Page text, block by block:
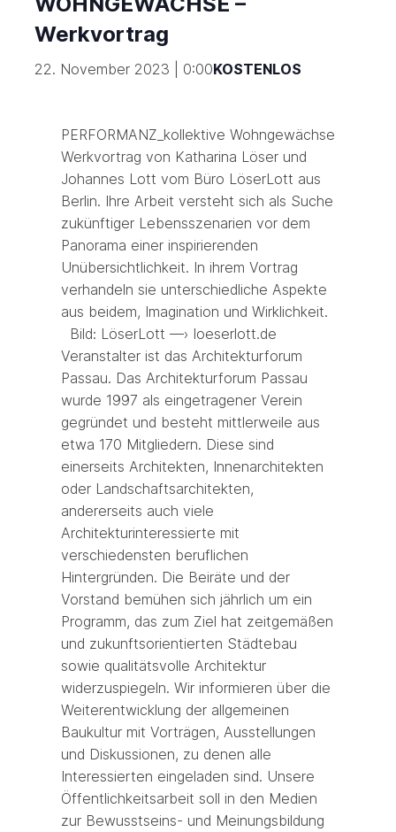
Werkvortrag
22. November 2023 | 0:00KOSTENLOS
PERFORMANZ_kollektive Wohngewächse
Werkvortrag von Katharina Löser und
Johannes Lott vom Büro LöserLott aus
Berlin. Ihre Arbeit versteht sich als Suche
zukünftiger Lebensszenarien vor dem
Panorama einer inspirierenden
Unübersichtlichkeit. In ihrem Vortrag
verhandeln sie unterschiedliche Aspekte
aus beidem, Imagination und Wirklichkeit.
Bild: LöserLott —› loeserlott.de
Veranstalter ist das Architekturforum
Passau. Das Architekturforum Passau
wurde 1997 als eingetragener Verein
gegründet und besteht mittlerweile aus
etwa 170 Mitgliedern. Diese sind
einerseits Architekten, Innenarchitekten
oder Landschaftsarchitekten,
andererseits auch viele
Architekturinteressierte mit
verschiedensten beruflichen
Hintergründen. Die Beiräte und der
Vorstand bemühen sich jährlich um ein
Programm, das zum Ziel hat zeitgemäßen
und zukunftsorientierten Städtebau
sowie qualitätsvolle Architektur
widerzuspiegeln. Wir informieren über die
Weiterentwicklung der allgemeinen
Baukultur mit Vorträgen, Ausstellungen
und Diskussionen, zu denen alle
Interessierten eingeladen sind. Unsere
Öffentlichkeitsarbeit soll in den Medien
zur Bewusstseins- und Meinungsbildung